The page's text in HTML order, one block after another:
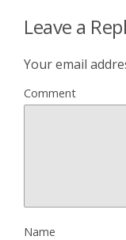
Leave a
Your email
Comment
Name